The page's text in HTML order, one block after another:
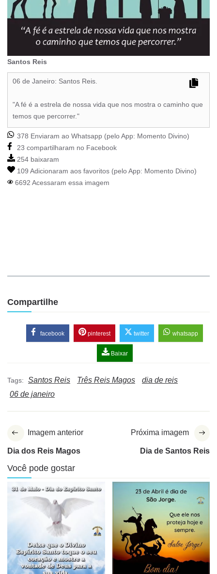
Santos Reis
06 de Janeiro: Santos Reis.
"A fé é a estrela de nossa vida que nos mostra o caminho que
temos que percorrer."
378 Enviaram ao Whatsapp (pelo App: Momento Divino)
23 compartilharam no Facebook
254 baixaram
109 Adicionaram aos favoritos (pelo App: Momento Divino)
6692 Acessaram essa imagem
Compartilhe
facebook pinterest twitter whatsapp
Baixar
Tags: Santos Reis Três Reis Magos
dia de reis
06 de janeiro
Imagem anterior
Dia dos Reis Magos
Próxima imagem
Dia de Santos Reis
Você pode gostar